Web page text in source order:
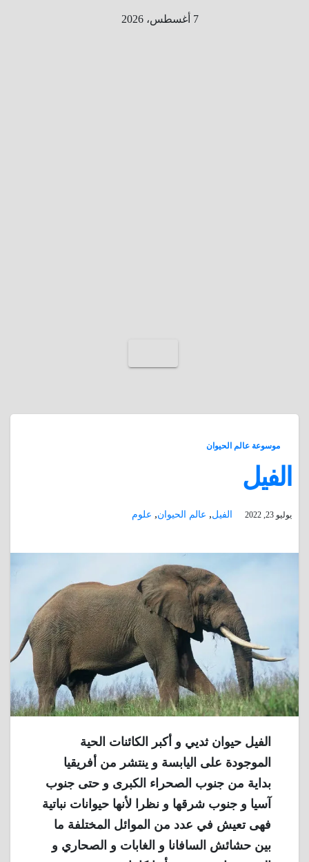
7 أغسطس، 2026
موسوعة عالم الحيوان
الفيل
يوليو 23, 2022 الفيل, عالم الحيوان, علوم
الفيل حيوان ثديي و أكبر الكائنات الحية
الموجودة على اليابسة و ينتشر من أفريقيا
بداية من جنوب الصحراء الكبرى و حتى جنوب
آسيا و جنوب شرقها و نظرا لأنها حيوانات نباتية
فهى تعيش في عدد من الموائل المختلفة ما
بين حشائش السافانا و الغابات و الصحاري و